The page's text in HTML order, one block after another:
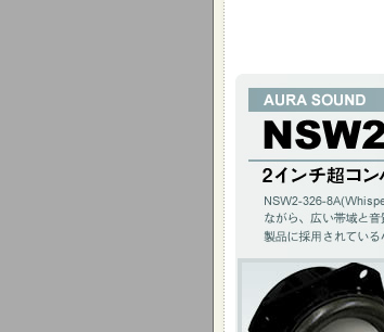
2インチ超コンパクト 高
NSW2-326-
幅広い製品に採用され
2インチ(51mm)15W /